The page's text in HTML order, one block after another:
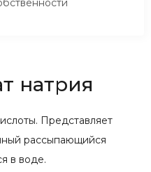
натрия
Представляет
рассыпающийся
в воде.